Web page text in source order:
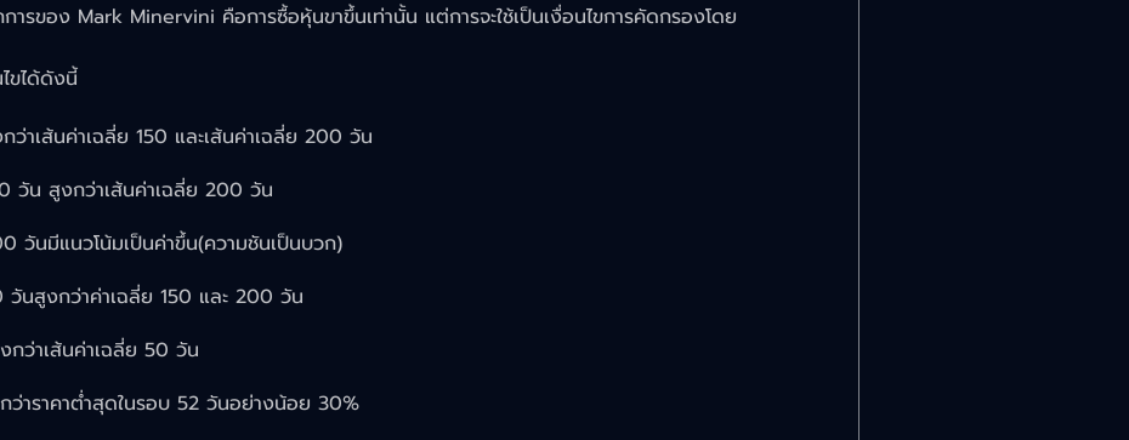
การของ Mark Minervini คือการซื้อหุ้นขาขึ้นเท่านั้น แต่การจะใช้เป็นเงื่อนไขการคัดกรองโดย
ขได้ดังนี้
ว่าเส้นค่าเฉลี่ย 150 และเส้นค่าเฉลี่ย 200 วัน
วัน สูงกว่าเส้นค่าเฉลี่ย 200 วัน
วันมีแนวโน้มเป็นค่าขึ้น(ความชันเป็นบวก)
วันสูงกว่าค่าเฉลี่ย 150 และ 200 วัน
กว่าเส้นค่าเฉลี่ย 50 วัน
ว่าราคาตํ่าสุดในรอบ 52 วันอย่างน้อย 30%